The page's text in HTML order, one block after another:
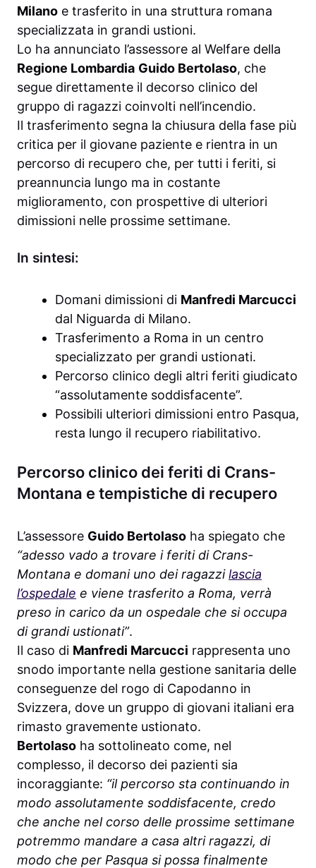
Milano e trasferito in una struttura romana
specializzata in grandi ustioni.
Lo ha annunciato l’assessore al Welfare della
Regione Lombardia Guido Bertolaso, che
segue direttamente il decorso clinico del
gruppo di ragazzi coinvolti nell’incendio.
Il trasferimento segna la chiusura della fase più
critica per il giovane paziente e rientra in un
percorso di recupero che, per tutti i feriti, si
preannuncia lungo ma in costante
miglioramento, con prospettive di ulteriori
dimissioni nelle prossime settimane.
In sintesi:
Domani dimissioni di Manfredi Marcucci
dal Niguarda di Milano.
Trasferimento a Roma in un centro
specializzato per grandi ustionati.
Percorso clinico degli altri feriti giudicato
“assolutamente soddisfacente”.
Possibili ulteriori dimissioni entro Pasqua,
resta lungo il recupero riabilitativo.
Percorso clinico dei feriti di Crans-
Montana e tempistiche di recupero
L’assessore Guido Bertolaso ha spiegato che
“adesso vado a trovare i feriti di Crans-
Montana e domani uno dei ragazzilascia
l’ospedale e viene trasferito a Roma, verrà
preso in carico da un ospedale che si occupa
di grandi ustionati”.
Il caso di Manfredi Marcucci rappresenta uno
snodo importante nella gestione sanitaria delle
conseguenze del rogo di Capodanno in
Svizzera, dove un gruppo di giovani italiani era
rimasto gravemente ustionato.
Bertolaso ha sottolineato come, nel
complesso, il decorso dei pazienti sia
incoraggiante: “il percorso sta continuando in
modo assolutamente soddisfacente, credo
che anche nel corso delle prossime settimane
potremmo mandare a casa altri ragazzi, di
modo che per Pasqua si possa finalmente